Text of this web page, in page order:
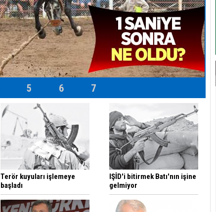
5 6 7
Terör kuyuları işlemeye
başladı
IŞİD'i bitirmek Batı'nın işine
gelmiyor